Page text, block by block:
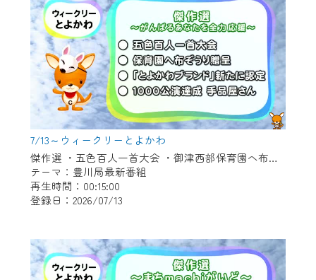
7/13～ウィークリーとよかわ
傑作選 ・五色百人一首大会 ・御津西部保育園へ布ぞうり贈呈 ・「とよかわブランド」新たに認定 ・1000公演達成 新豊町の手品屋さん
テーマ：豊川局最新番組
再生時間：00:15:00
登録日：2026/07/13